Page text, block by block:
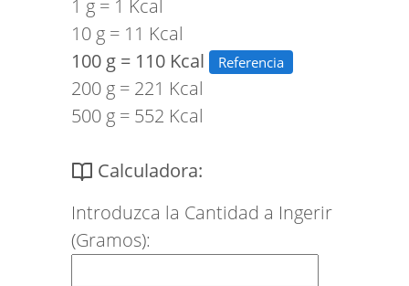
1 g = 1 Kcal
10 g = 11 Kcal
100 g = 110 Kcal
Referencia
200 g = 221 Kcal
500 g = 552 Kcal
Calculadora:
Introduzca la Cantidad a Ingerir
(Gramos):